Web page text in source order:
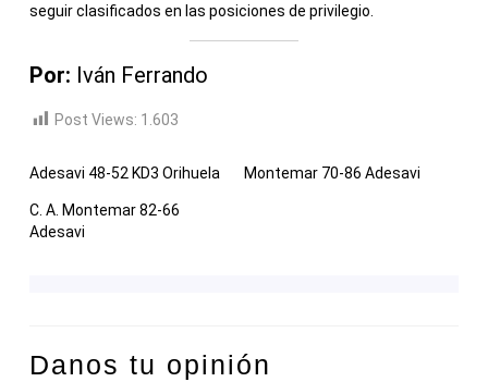
seguir clasificados en las posiciones de privilegio.
Por: Iván Ferrando
Post Views: 1.603
Adesavi 48-52 KD3 Orihuela Montemar 70-86 Adesavi
C. A. Montemar 82-66
Adesavi
Danos tu opinión